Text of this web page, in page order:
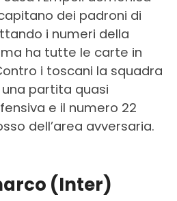
dei padroni di
i numeri della
ha tutte le carte in
i toscani la squadra
partita quasi
e il numero 22
dell’area avversaria.
(Inter)